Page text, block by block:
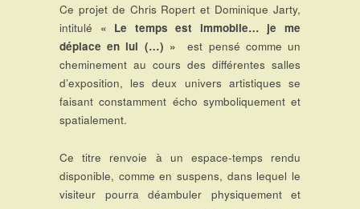
Ce projet de Chris Ropert et Dominique Jarty,
intitulé « Le temps est immobile… je me
déplace en lui (…) »
est pensé comme un
cheminement au cours des différentes salles
d’exposition, les deux univers artistiques se
faisant constamment écho symboliquement et
spatialement.
Ce titre renvoie à un espace-temps rendu
disponible, comme en suspens, dans lequel le
visiteur pourra déambuler physiquement et